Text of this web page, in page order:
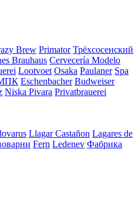
Brew Primator Трёхсосенский
Brauhaus Cervecería Modelo
Lootvoet Osaka Paulaner Spa
Eschenbacher Budweiser
Niska Pivara Privatbrauerei
Llagar Castañon Lagares de
Fern Ledenev Фабрика